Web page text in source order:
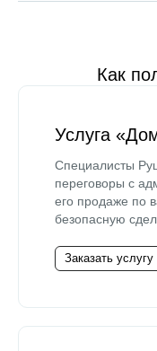
Как
Услуга
Специалисты
переговоры с
его продаже по
безопасную
Заказать услугу